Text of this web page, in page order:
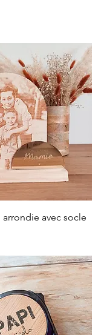
avec socle